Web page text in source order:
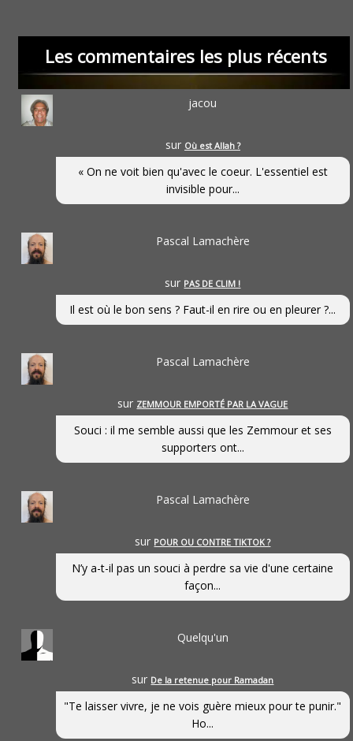
Les commentaires les plus récents
jacou
sur Où est Allah ?
« On ne voit bien qu'avec le coeur. L'essentiel est
invisible pour...
Pascal Lamachère
sur PAS DE CLIM !
Il est où le bon sens ? Faut-il en rire ou en pleurer ?...
Pascal Lamachère
sur ZEMMOUR EMPORTÉ PAR LA VAGUE
Souci : il me semble aussi que les Zemmour et ses
supporters ont...
Pascal Lamachère
sur POUR OU CONTRE TIKTOK ?
N’y a-t-il pas un souci à perdre sa vie d'une certaine
façon...
Quelqu'un
sur De la retenue pour Ramadan
"Te laisser vivre, je ne vois guère mieux pour te punir."
Ho...